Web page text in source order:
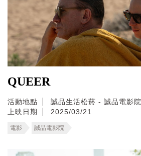
QUEER
活動地點
誠品生活松菸 - 誠品電影院
上映日期
2025/03/21
電影 誠品電影院